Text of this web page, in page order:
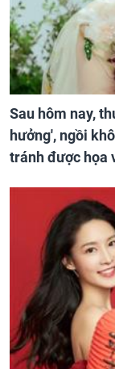
Sau hôm nay,
hưởng', ngồi
tránh được họa